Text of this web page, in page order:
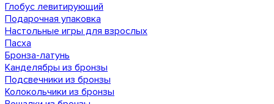
Глобус левитирующий
Подарочная упаковка
Настольные игры для взрослых
Пасха
Бронза-латунь
Канделябры из бронзы
Подсвечники из бронзы
Колокольчики из бронзы